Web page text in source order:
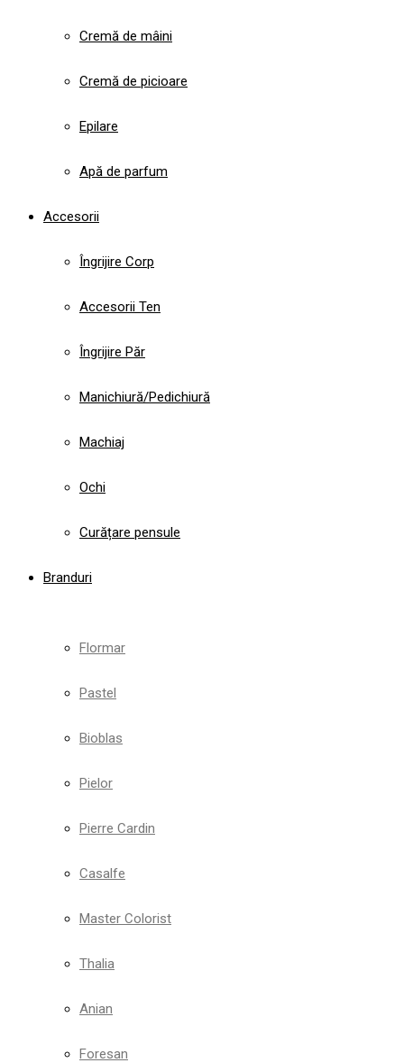
Cremă de mâini
Cremă de picioare
Epilare
Apă de parfum
Accesorii
Îngrijire Corp
Accesorii Ten
Îngrijire Păr
Manichiură/Pedichiură
Machiaj
Ochi
Curățare pensule
Branduri
Flormar
Pastel
Bioblas
Pielor
Pierre Cardin
Casalfe
Master Colorist
Thalia
Anian
Foresan